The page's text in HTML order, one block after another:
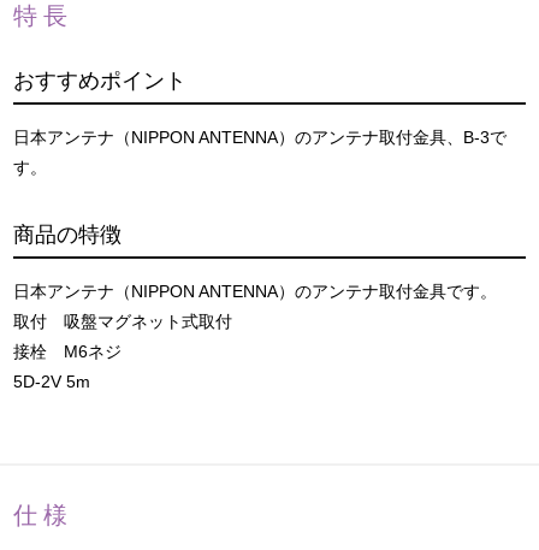
特長
おすすめポイント
日本アンテナ（NIPPON ANTENNA）のアンテナ取付金具、B-3で
す。
商品の特徴
日本アンテナ（NIPPON ANTENNA）のアンテナ取付金具です。
取付 吸盤マグネット式取付
接栓 M6ネジ
5D-2V 5m
仕様